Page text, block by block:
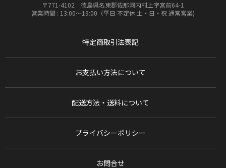
〒771-4102 徳島県名東郡佐那河内村上字宮前64-1
営業時間 : 13:00〜19:00（平日 不定休 土・日・祝 通常営業)
特定商取引法表記
お支払い方法について
配送方法・送料について
プライバシーポリシー
お問合せ